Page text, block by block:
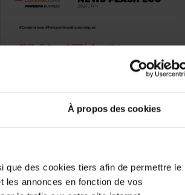
À propos des cookies
que des cookies tiers afin de permettre le
les annonces en fonction de vos